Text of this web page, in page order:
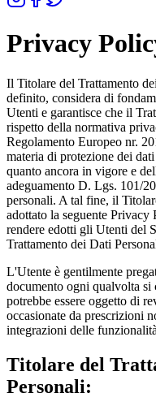
Privacy
Il Titolare del Trattamento
definito, considera di
Utenti e garantisce che il
rispetto della normativa
Regolamento Europeo nr.
materia di protezione dei
quanto ancora in vigore e
adeguamento D. Lgs. 101/
personali. A tal fine, il
adottato la seguente
rendere edotti gli Utenti del
Trattamento dei Dati
L'Utente è gentilmente
documento ogni qualvolta si
potrebbe essere oggetto di
occasionate da prescrizioni
integrazioni delle
Titolare del
Personali: